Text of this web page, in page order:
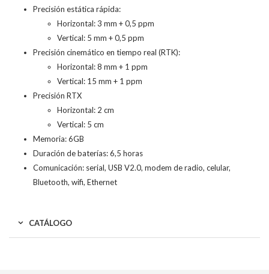
Precisión estática rápida:
Horizontal: 3 mm + 0,5 ppm
Vertical: 5 mm + 0,5 ppm
Precisión cinemático en tiempo real (RTK):
Horizontal: 8 mm + 1 ppm
Vertical: 15 mm + 1 ppm
Precisión RTX
Horizontal: 2 cm
Vertical: 5 cm
Memoria: 6GB
Duración de baterías: 6,5 horas
Comunicación: serial, USB V2.0, modem de radio, celular,
Bluetooth, wifi, Ethernet
CATÁLOGO